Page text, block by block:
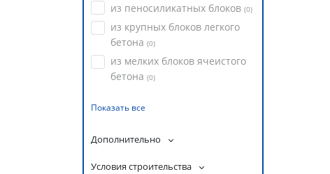
из пеносиликатных блоков (0)
из крупных блоков легкого
бетона (0)
из мелких блоков ячеистого
бетона (0)
Показать все
Дополнительно
Условия строительства